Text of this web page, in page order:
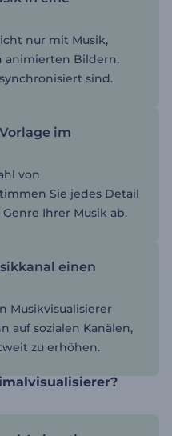
nur mit Musik,
animierten Bildern,
sind.
im
von
Sie jedes Detail
Ihrer Musik ab.
einen
Musikvisualisierer
auf sozialen Kanälen,
zu erhöhen.